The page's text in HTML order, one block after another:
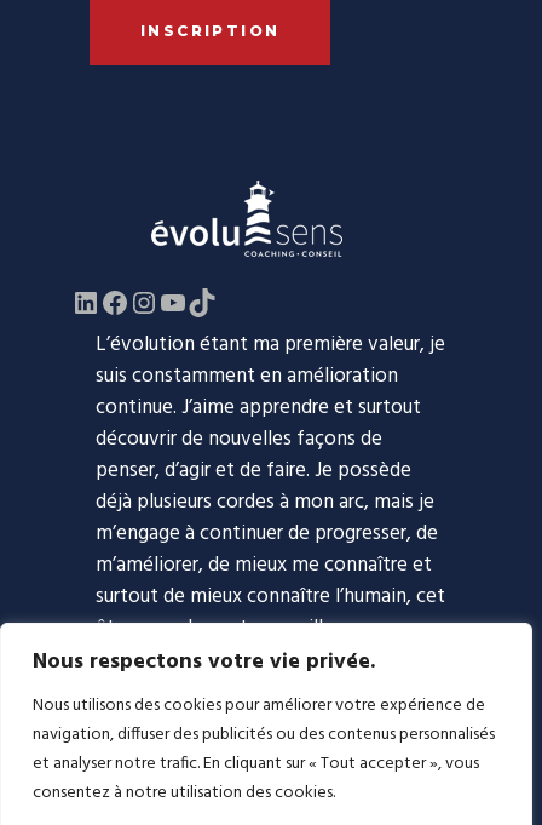
Nous respectons votre vie privée.
Nous utilisons des cookies pour améliorer votre expérience de
navigation, diffuser des publicités ou des contenus personnalisés
et analyser notre trafic. En cliquant sur « Tout accepter », vous
consentez à notre utilisation des cookies.
INSCRIPTION
LinkedIn
Facebook
https://www.instagram.com/
YouTube
TikTok
L’évolution étant ma première valeur, je
suis constamment en amélioration
continue. J’aime apprendre et surtout
découvrir de nouvelles façons de
penser, d’agir et de faire. Je possède
déjà plusieurs cordes à mon arc, mais je
m’engage à continuer de progresser, de
m’améliorer, de mieux me connaître et
surtout de mieux connaître l’humain, cet
être complexe et merveilleux.
Accueil Approche Coaching
Blogue
Podcast
À propos
Contact